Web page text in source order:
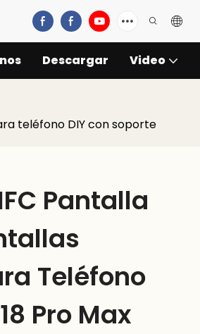
Descargar Video
teléfono DIY con soporte
Pantalla
Teléfono
Pro Max